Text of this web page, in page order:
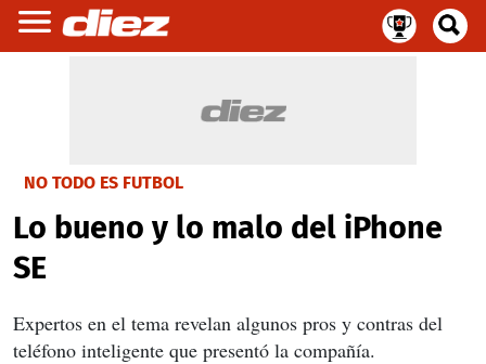
NO TODO ES FUTBOL
Lo bueno y lo malo del iPhone
SE
Expertos en el tema revelan algunos pros y contras del
teléfono inteligente que presentó la compañía.